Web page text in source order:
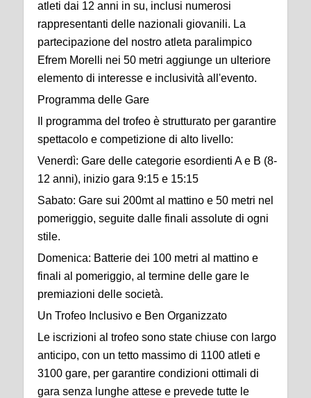
atleti dai 12 anni in su, inclusi numerosi
rappresentanti delle nazionali giovanili. La
partecipazione del nostro atleta paralimpico
Efrem Morelli nei 50 metri aggiunge un ulteriore
elemento di interesse e inclusività all'evento.
Programma delle Gare
Il programma del trofeo è strutturato per garantire
spettacolo e competizione di alto livello:
Venerdì: Gare delle categorie esordienti A e B (8-
12 anni), inizio gara 9:15 e 15:15
Sabato: Gare sui 200mt al mattino e 50 metri nel
pomeriggio, seguite dalle finali assolute di ogni
stile.
Domenica: Batterie dei 100 metri al mattino e
finali al pomeriggio, al termine delle gare le
premiazioni delle società.
Un Trofeo Inclusivo e Ben Organizzato
Le iscrizioni al trofeo sono state chiuse con largo
anticipo, con un tetto massimo di 1100 atleti e
3100 gare, per garantire condizioni ottimali di
gara senza lunghe attese e prevede tutte le